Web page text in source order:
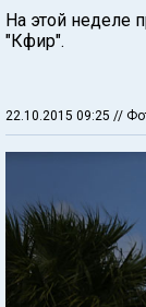
На этой неделе
"Кфир".
22.10.2015 09:25 //